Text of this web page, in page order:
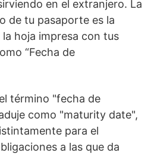
en el extranjero. La
de tu pasaporte es la
hoja impresa con tus
“Fecha de
término "fecha de
como "maturity date",
para el
a las que da